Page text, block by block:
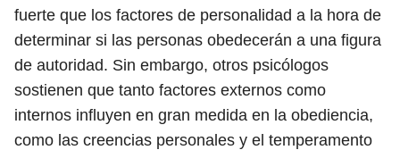
fuerte que los factores de personalidad a la hora de
determinar si las personas obedecerán a una figura
de autoridad. Sin embargo, otros psicólogos
sostienen que tanto factores externos como
internos influyen en gran medida en la obediencia,
como las creencias personales y el temperamento